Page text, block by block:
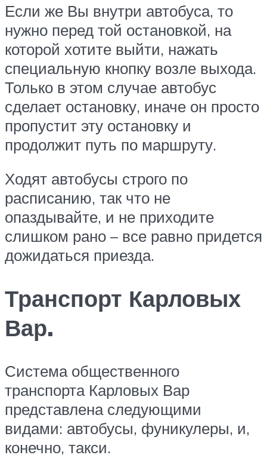
Если же Вы внутри автобуса, то
нужно перед той остановкой, на
которой хотите выйти, нажать
специальную кнопку возле выхода.
Только в этом случае автобус
сделает остановку, иначе он просто
пропустит эту остановку и
продолжит путь по маршруту.
Ходят автобусы строго по
расписанию, так что не
опаздывайте, и не приходите
слишком рано – все равно придется
дожидаться приезда.
Транспорт Карловых
Вар.
Система общественного
транспорта Карловых Вар
представлена следующими
видами: автобусы, фуникулеры, и,
конечно, такси.